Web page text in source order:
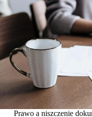
Prawo a niszczenie